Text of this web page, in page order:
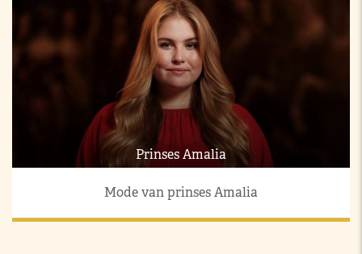
Prinses Amalia
Mode van prinses Amalia